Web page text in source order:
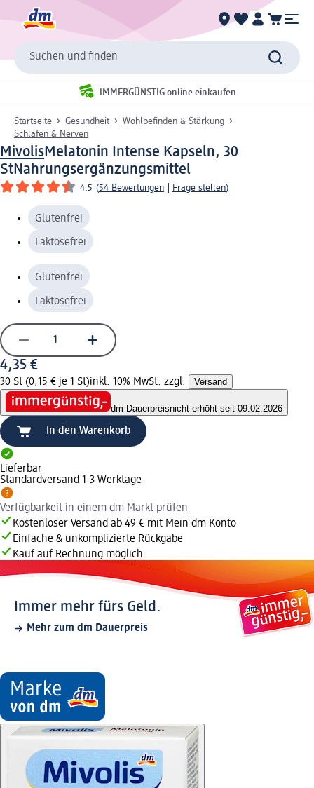
Suchen und finden
IMMERGÜNSTIG online einkaufen
Startseite Gesundheit
Wohlbefinden & Stärkung
Schlafen & Nerven
MivolisMelatonin Intense Kapseln, 30
StNahrungsergänzungsmittel
4.5 (54 Bewertungen Frage stellen)
Glutenfrei
Laktosefrei
Glutenfrei
Laktosefrei
4,35 €
30 St (0,15 € je 1 St)inkl. 10% MwSt. zzgl. Versand
dm Dauerpreisnicht erhöht seit 09.02.2026
In den Warenkorb
Lieferbar
Standardversand 1-3 Werktage
Verfügbarkeit in einem dm Markt prüfen
Kostenloser Versand ab 49 € mit Mein dm Konto
Einfache & unkomplizierte Rückgabe
Kauf auf Rechnung möglich
Immer mehr fürs Geld.
Mehr zum dm Dauerpreis